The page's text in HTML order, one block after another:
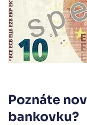
Poznáte
bankovku?